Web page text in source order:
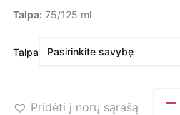
Talpa: 75/125 ml
Talpa
Pridėti į norų sąrašą